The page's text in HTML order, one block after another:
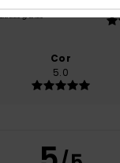
grande
Cor
5.0